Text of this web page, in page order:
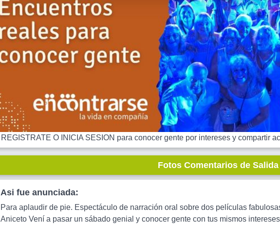
REGISTRATE O INICIA SESION para conocer gente por intereses y compartir
Fotos Comentarios de Salida
Asi fue anunciada:
Para aplaudir de pie. Espectáculo de narración oral sobre dos películas
Aniceto Vení a pasar un sábado genial y conocer gente con tus mismos